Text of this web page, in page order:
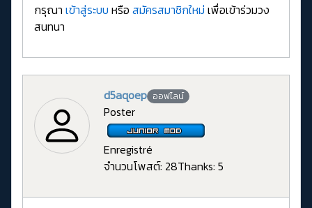
กรุณา เข้าสู่ระบบ หรือ สมัครสมาชิกใหม่ เพื่อเข้าร่วมวง
สนทนา
d5aqoep ออฟไลน์
Poster
Enregistré
จำนวนโพสต์: 28Thanks: 5